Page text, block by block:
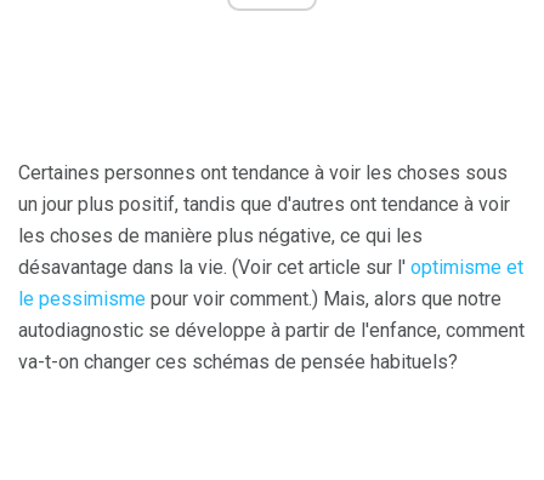
Certaines personnes ont tendance à voir les choses sous
un jour plus positif, tandis que d'autres ont tendance à voir
les choses de manière plus négative, ce qui les
désavantage dans la vie. (Voir cet article sur l' optimisme et
le pessimisme pour voir comment.) Mais, alors que notre
autodiagnostic se développe à partir de l'enfance, comment
va-t-on changer ces schémas de pensée habituels?